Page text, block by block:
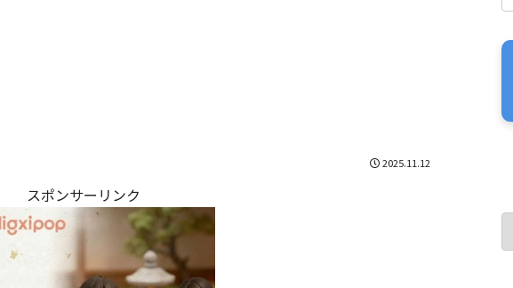
2025.11.12
スポンサーリンク